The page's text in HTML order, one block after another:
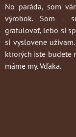
No paráda, som
výrobok. Som -
gratulovať, lebo si
si vyslovene
ktrorých iste budete
máme my. Vďaka.